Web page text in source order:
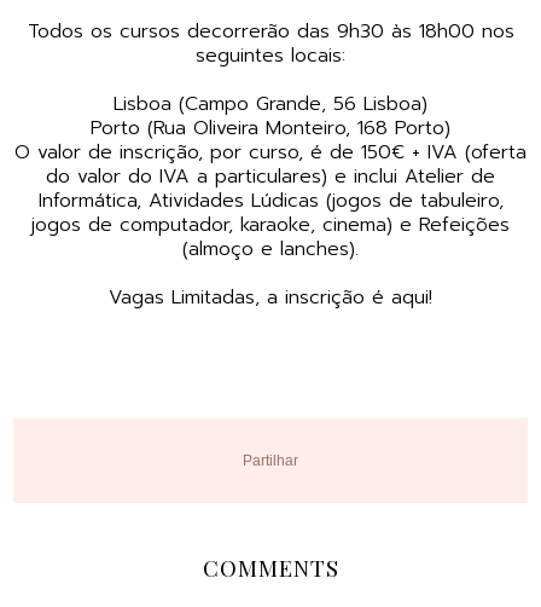
Todos os cursos decorrerão das 9h30 às 18h00 nos
seguintes locais:
Lisboa (Campo Grande, 56 Lisboa)
Porto (Rua Oliveira Monteiro, 168 Porto)
O valor de inscrição, por curso, é de 150€ + IVA (oferta
do valor do IVA a particulares) e inclui Atelier de
Informática, Atividades Lúdicas (jogos de tabuleiro,
jogos de computador, karaoke, cinema) e Refeições
(almoço e lanches).
Vagas Limitadas, a inscrição é aqui!
Partilhar
COMMENTS